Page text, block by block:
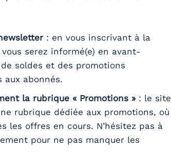
: en vous inscrivant à la
serez informé(e) en avant-
soldes et des promotions
aux abonnés.
la rubrique « Promotions » : le site
rubrique dédiée aux promotions, où
les offres en cours. N’hésitez pas à
pour ne pas manquer les